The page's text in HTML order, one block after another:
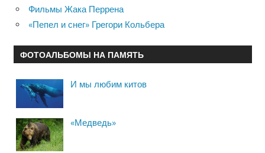
Фильмы Жака Перрена
«Пепел и снег» Грегори Кольбера
ФОТОАЛЬБОМЫ НА ПАМЯТЬ
И мы любим китов
«Медведь»